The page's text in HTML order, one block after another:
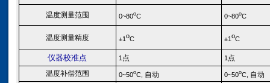
温度测量范围 0~80oC 0~80oC
温度测量精度 ±1oC ±1oC
仪器校准点 1点 1点
温度补偿范围 0~50oC, 自动 0~50oC, 自动